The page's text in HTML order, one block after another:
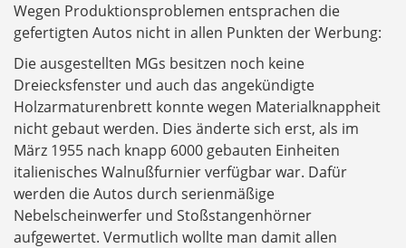
Wegen Produktionsproblemen entsprachen die
gefertigten Autos nicht in allen Punkten der Werbung:
Die ausgestellten MGs besitzen noch keine
Dreiecksfenster und auch das angekündigte
Holzarmaturenbrett konnte wegen Materialknappheit
nicht gebaut werden. Dies änderte sich erst, als im
März 1955 nach knapp 6000 gebauten Einheiten
italienisches Walnußfurnier verfügbar war. Dafür
werden die Autos durch serienmäßige
Nebelscheinwerfer und Stoßstangenhörner
aufgewertet. Vermutlich wollte man damit allen